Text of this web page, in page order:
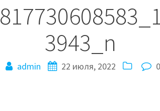
3943_n
admin 22 июля, 2022 0